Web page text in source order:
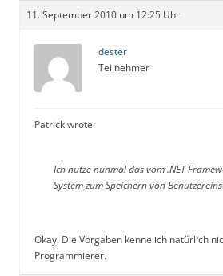
11. September 2010 um 12:25 Uhr
dester
Teilnehmer
Patrick wrote:
Ich nutze nunmal das vom .NET
System zum Speichern von
Okay. Die Vorgaben kenne ich natürlich
Programmierer.